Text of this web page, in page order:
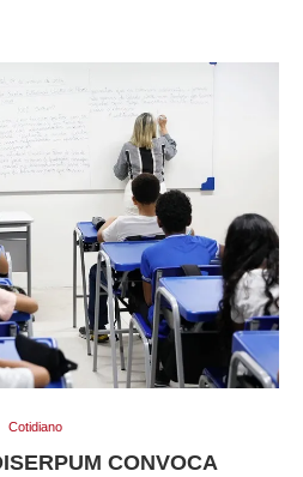
Cotidiano
CONVOCA